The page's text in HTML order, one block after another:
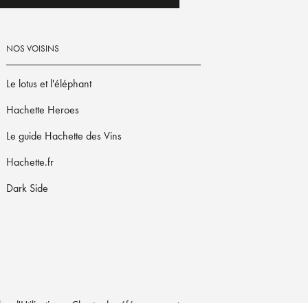
NOS VOISINS
Le lotus et l'éléphant
Hachette Heroes
Le guide Hachette des Vins
Hachette.fr
Dark Side
d'Utilisation Charte de référencement